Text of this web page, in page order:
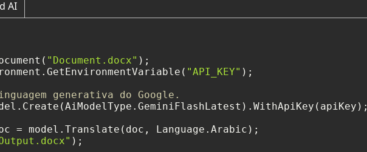
AI
"Document.docx"
"API_KEY" );
generativa do Google.
= model.Translate(doc, Language.Arabic);
);